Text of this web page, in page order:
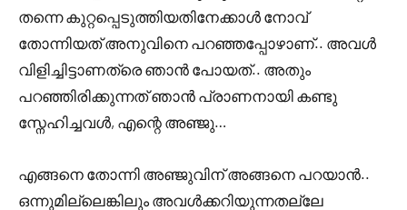
തന്നെ കുറ്റപ്പെടുത്തിയതിനേക്കാൾ നോവ്
തോന്നിയത് അനുവിനെ പറഞ്ഞപ്പോഴാണ്.. അവൾ
വിളിച്ചിട്ടാണത്രെ ഞാൻ പോയത്.. അതും
പറഞ്ഞിരിക്കുന്നത് ഞാൻ പ്രാണനായി കണ്ടു
സ്നേഹിച്ചവൾ, എന്റെ അഞ്ജു…
എങ്ങനെ തോന്നി അഞ്ജുവിന് അങ്ങനെ പറയാൻ..
ഒന്നുമില്ലെങ്കിലും അവൾക്കറിയുന്നതല്ലേ